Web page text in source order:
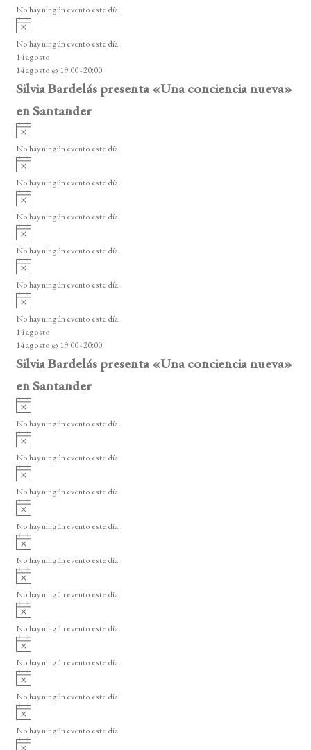
o
i
o
No hay ningún evento este día.
A
v
i
s
o
No hay ningún evento este día.
14 agosto
14 agosto @ 19:00-20:00
Silvia Bardelás presenta «Una conciencia nueva»
en Santander
A
v
i
o
No hay ningún evento este día.
A
v
i
o
No hay ningún evento este día.
A
v
i
o
No hay ningún evento este día.
A
v
i
o
No hay ningún evento este día.
A
v
i
o
No hay ningún evento este día.
A
v
i
s
o
No hay ningún evento este día.
14 agosto
14 agosto @ 19:00-20:00
Silvia Bardelás presenta «Una conciencia nueva»
en Santander
A
v
i
o
No hay ningún evento este día.
A
v
i
o
No hay ningún evento este día.
A
v
i
o
No hay ningún evento este día.
A
v
i
o
No hay ningún evento este día.
A
v
i
o
No hay ningún evento este día.
A
v
i
o
No hay ningún evento este día.
A
v
i
o
No hay ningún evento este día.
A
v
i
o
No hay ningún evento este día.
A
v
i
o
No hay ningún evento este día.
A
v
i
No hay ningún evento este día.
A